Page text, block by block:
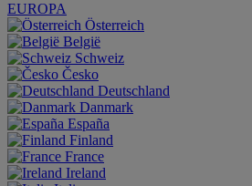
EUROPA
Österreich
België
Schweiz
Česko
Deutschland
Danmark
España
Finland
France
Ireland